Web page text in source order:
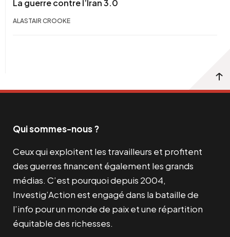
La guerre contre l’Iran 3.0
ALASTAIR CROOKE
Qui sommes-nous ?
Ceux qui exploitent les travailleurs et profitent
des guerres financent également les grands
médias. C’est pourquoi depuis 2004,
Investig’Action est engagé dans la bataille de
l’info pour un monde de paix et une répartition
équitable des richesses.